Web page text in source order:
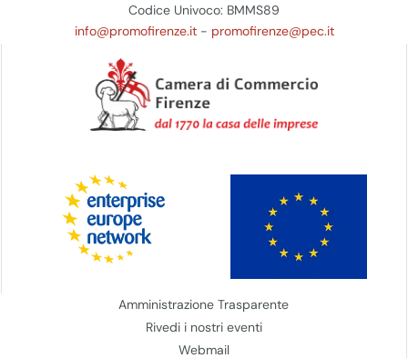
Codice Univoco: BMMS89
info@promofirenze.it- promofirenze@pec.it
Amministrazione Trasparente
Rivedi i nostri eventi
Webmail